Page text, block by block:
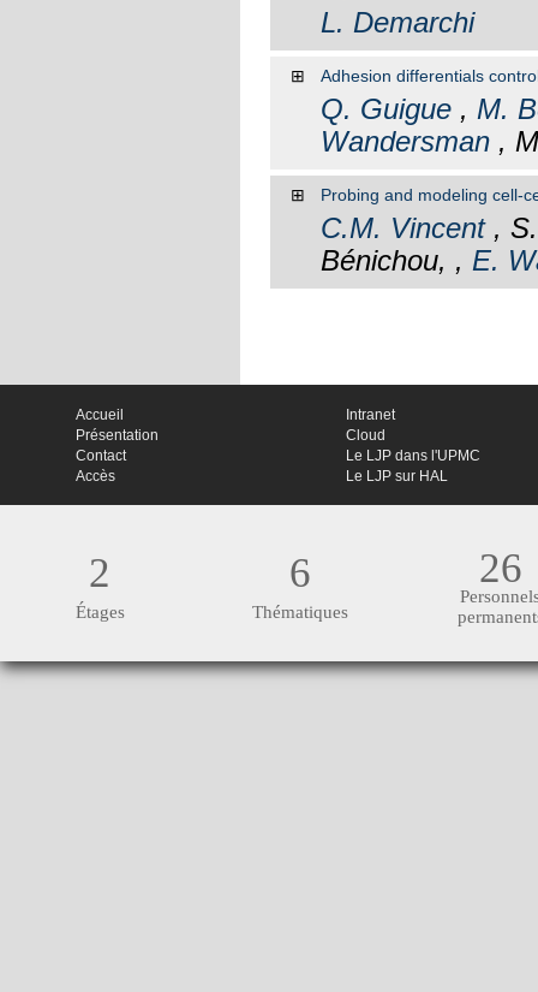
L. Demarchi
⊞ Adhesion differentials
Q. Guigue , M.
Wandersman ,
⊞ Probing and modeling cell-
C.M. Vincent, S.
Bénichou, , E.
Accueil
Présentation
Contact
Accès
Intranet
Cloud
Le LJP dans l'UPMC
Le LJP sur HAL
2
Étages
6
Thématiques
26